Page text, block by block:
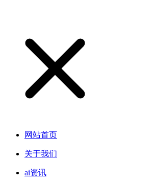
网站首页
关于我们
ai资讯